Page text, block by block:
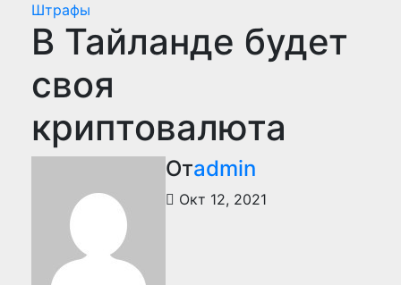
Штрафы
В Тайланде будет
своя
криптовалюта
Отadmin
Окт 12, 2021